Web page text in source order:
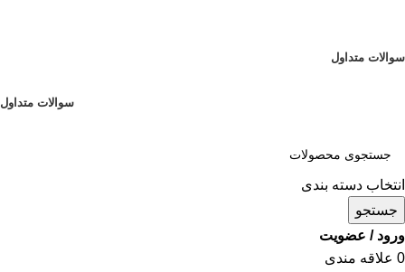
سوالات متداول
سوالات متداول
انتخاب دسته بندی
جستجو
ورود / عضویت
0 علاقه مندی